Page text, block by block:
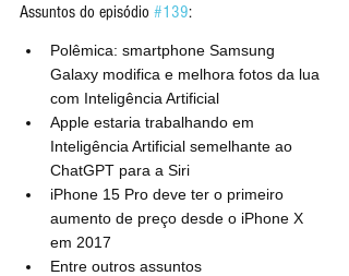
Assuntos do episódio #139:
Polêmica: smartphone Samsung
Galaxy modifica e melhora fotos da lua
com Inteligência Artificial
Apple estaria trabalhando em
Inteligência Artificial semelhante ao
ChatGPT para a Siri
iPhone 15 Pro deve ter o primeiro
aumento de preço desde o iPhone X
em 2017
Entre outros assuntos